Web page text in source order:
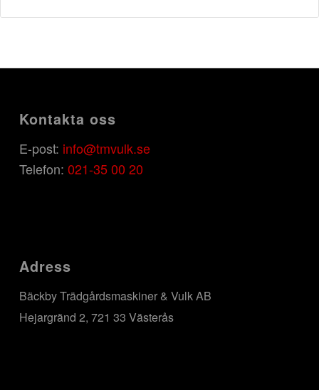
Kontakta oss
E-post: info@tmvulk.se
Telefon: 021-35 00 20
Adress
Bäckby Trädgårdsmaskiner & Vulk AB
Hejargränd 2, 721 33 Västerås